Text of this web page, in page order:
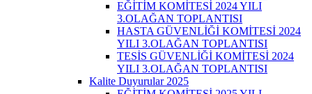
EĞİTİM KOMİTESİ 2024 YILI
3.OLAĞAN TOPLANTISI
HASTA GÜVENLİĞİ KOMİTESİ 2024
YILI 3.OLAĞAN TOPLANTISI
TESİS GÜVENLİĞİ KOMİTESİ 2024
YILI 3.OLAĞAN TOPLANTISI
Kalite Duyurular 2025